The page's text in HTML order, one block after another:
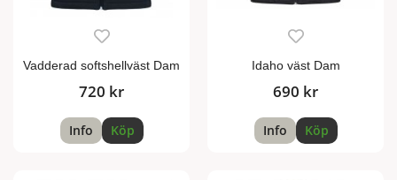
Vadderad softshellväst Dam
720 kr
Info Köp
Idaho väst Dam
690 kr
Info Köp